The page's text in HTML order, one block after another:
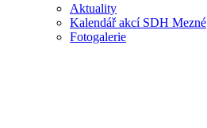
Aktuality
Kalendář akcí SDH Mezné
Fotogalerie